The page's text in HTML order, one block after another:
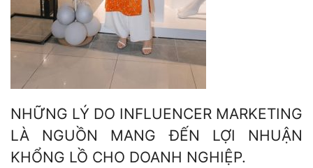
NHỮNG LÝ DO INFLUENCER MARKETING
LÀ NGUỒN MANG ĐẾN LỢI NHUẬN
KHỔNG LỒ CHO DOANH NGHIỆP.